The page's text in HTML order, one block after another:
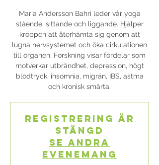
Maria Andersson Bahri leder vår yoga
stående, sittande och liggande. Hjälper
kroppen att återhämta sig genom att
lugna nervsystemet och öka cirkulationen
till organen. Forskning visar fördelar som
motverkar utbrändhet, depression, högt
blodtryck, insomnia, migrän, IBS, astma
och kronisk smärta.
Registrering är
stängd
Se andra
evenemang